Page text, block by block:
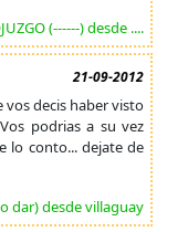
(------) desde ....
21-09-2012
vos decis haber visto
podrias a su vez
lo conto... dejate de
dar) desde villaguay